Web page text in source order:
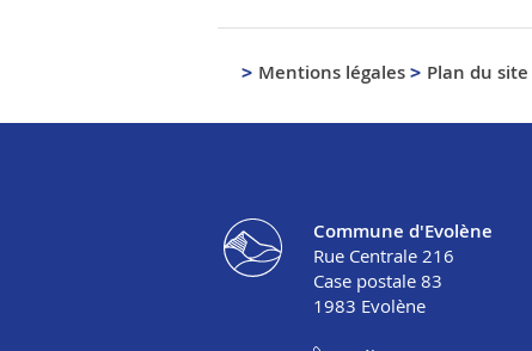
Mentions légales Plan du site
Commune d'Evolène
Rue Centrale 216
Case postale 83
1983 Evolène